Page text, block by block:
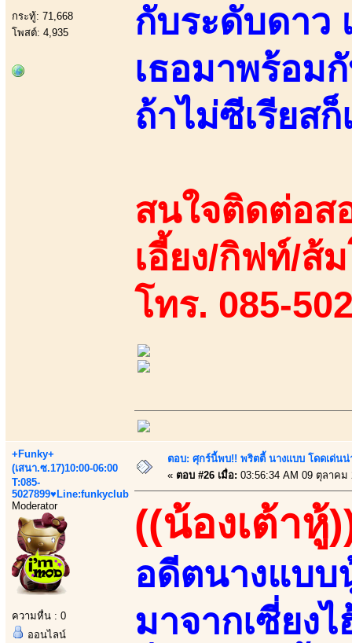
กระทู้: 71,668
โพสต์: 4,935
กับระดับดาว
เธอมาพร้อม
ถ้าไม่ซีเรียสก็
สนใจติดต่อส
เอี้ยง/กิฟท์/ส้
โทร. 085-
+Funky+
(เสนา.ซ.17)10:00-06:00
T:085-
5027899♥Line:funkyclub
Moderator
ความหื่น : 0
ออนไลน์
ตอบ: ศุกร์นี้พบ!! พริตตี้ นางแบบ โดดเด่นน่
« ตอบ #26 เมื่อ: 03:56:34 AM 09 ตุลาคม
((น้องเต้าหู้
อดีตนางแบบ
มาจากเซี่ยง